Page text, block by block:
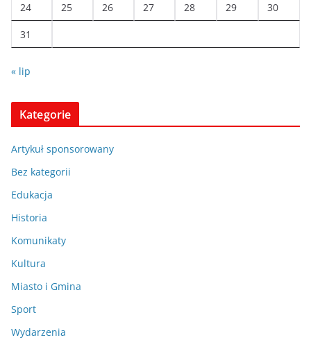
24 25 26 27 28 29 30
31
« lip
Kategorie
Artykuł sponsorowany
Bez kategorii
Edukacja
Historia
Komunikaty
Kultura
Miasto i Gmina
Sport
Wydarzenia